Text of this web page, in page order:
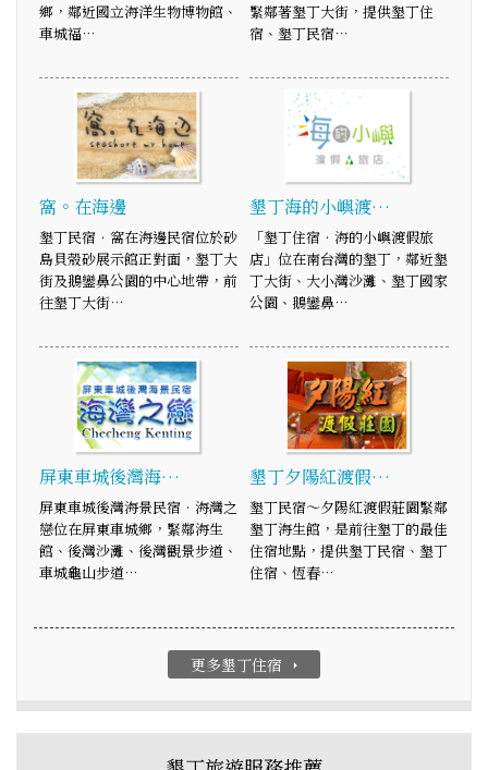
鄉，鄰近國立海洋生物博物館、
車城福…
緊鄰著墾丁大街，提供墾丁住
宿、墾丁民宿…
窩。在海邊
墾丁民宿．窩在海邊民宿位於砂
島貝殼砂展示館正對面，墾丁大
街及鵝鑾鼻公園的中心地帶，前
往墾丁大街…
墾丁海的小嶼渡…
「墾丁住宿．海的小嶼渡假旅
店」位在南台灣的墾丁，鄰近墾
丁大街、大小灣沙灘、墾丁國家
公園、鵝鑾鼻…
屏東車城後灣海…
屏東車城後灣海景民宿‧海灣之
戀位在屏東車城鄉，緊鄰海生
館、後灣沙灘、後灣觀景步道、
車城龜山步道…
墾丁夕陽紅渡假…
墾丁民宿～夕陽紅渡假莊園緊鄰
墾丁海生館，是前往墾丁的最佳
住宿地點，提供墾丁民宿、墾丁
住宿、恆春…
更多墾丁住宿 arrow_right